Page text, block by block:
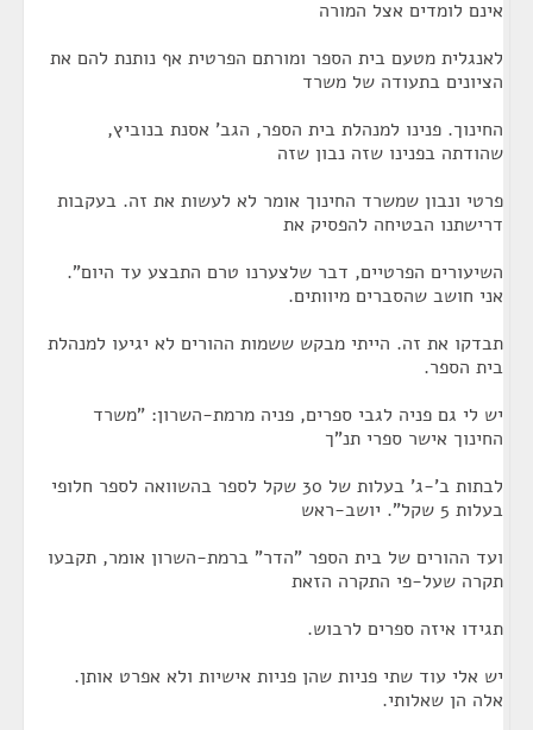
אינם לומדים אצל המורה
לאנגלית מטעם בית הספר ומורתם הפרטית אף נותנת להם את
הציונים בתעודה של משרד
החינוך. פנינו למנהלת בית הספר, הגב' אסנת בנוביץ,
שהודתה בפנינו שזה נבון שזה
פרטי ונבון שמשרד החינוך אומר לא לעשות את זה. בעקבות
דרישתנו הבטיחה להפסיק את
השיעורים הפרטיים, דבר שלצערנו טרם התבצע עד היום".
אני חושב שהסברים מיוותים.
תבדקו את זה. הייתי מבקש ששמות ההורים לא יגיעו למנהלת
בית הספר.
יש לי גם פניה לגבי ספרים, פניה מרמת-השרון: "משרד
החינוך אישר ספרי תנ"ך
לבתות ב'-ג' בעלות של 30 שקל לספר בהשוואה לספר חלופי
בעלות 5 שקל". יושב-ראש
ועד ההורים של בית הספר "הדר" ברמת-השרון אומר, תקבעו
תקרה שעל-פי התקרה הזאת
תגידו איזה ספרים לרבוש.
יש אלי עוד שתי פניות שהן פניות אישיות ולא אפרט אותן.
אלה הן שאלותי.